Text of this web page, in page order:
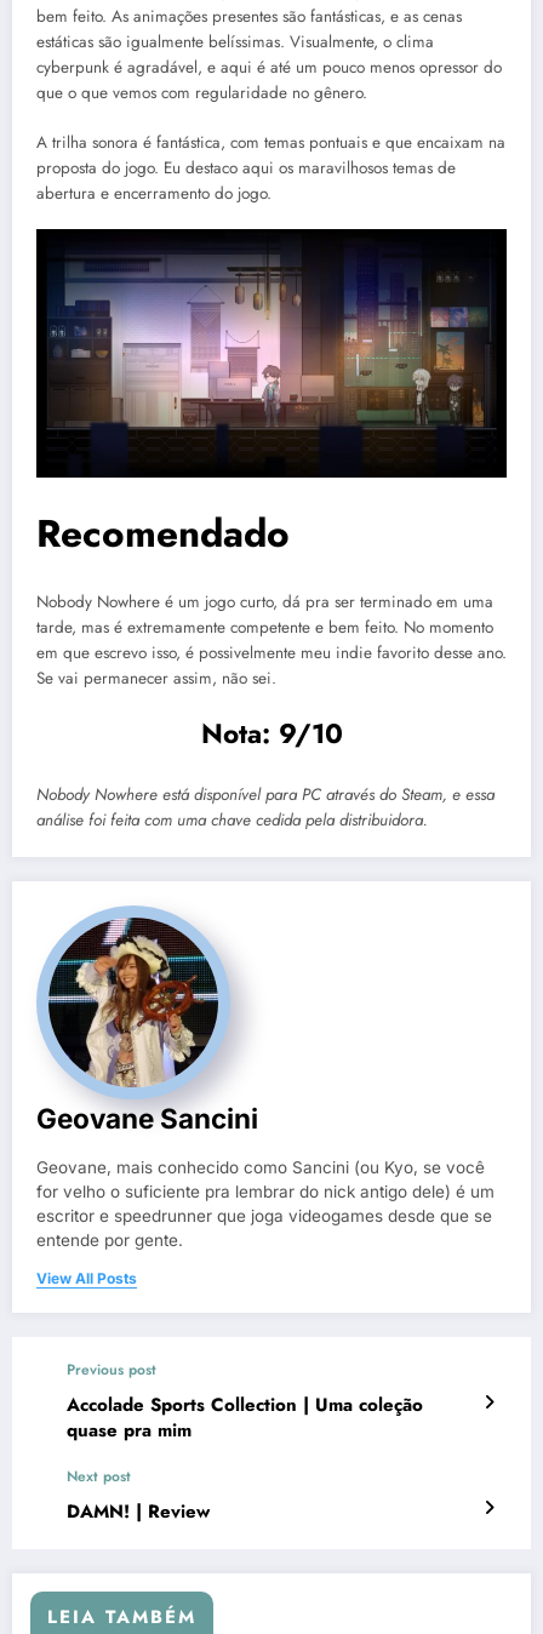
bem feito. As animações presentes são fantásticas, e as cenas
estáticas são igualmente belíssimas. Visualmente, o clima
cyberpunk é agradável, e aqui é até um pouco menos opressor do
que o que vemos com regularidade no gênero.
A trilha sonora é fantástica, com temas pontuais e que encaixam na
proposta do jogo. Eu destaco aqui os maravilhosos temas de
abertura e encerramento do jogo.
Recomendado
Nobody Nowhere é um jogo curto, dá pra ser terminado em uma
tarde, mas é extremamente competente e bem feito. No momento
em que escrevo isso, é possivelmente meu indie favorito desse ano.
Se vai permanecer assim, não sei.
Nota: 9/10
Nobody Nowhere está disponível para PC através do Steam, e essa
análise foi feita com uma chave cedida pela distribuidora.
Geovane Sancini
Geovane, mais conhecido como Sancini (ou Kyo, se você
for velho o suficiente pra lembrar do nick antigo dele) é um
escritor e speedrunner que joga videogames desde que se
entende por gente.
View All Posts
Previous post
Accolade Sports Collection | Uma coleção
quase pra mim
Next post
DAMN! | Review
LEIA TAMBÉM